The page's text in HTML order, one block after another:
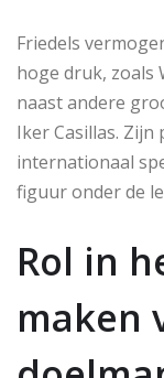
Friedels
hoge druk, zoals
naast andere
Iker Casillas. Zijn
internationaal
figuur onder de
Rol in
maken